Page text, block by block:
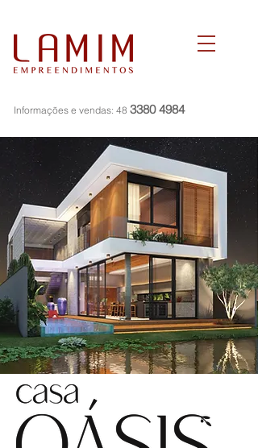
Informações e vendas: 48 3380 4984